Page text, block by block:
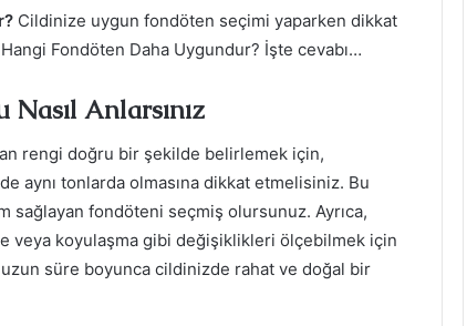
Cildinize uygun fondöten seçimi yaparken dikkat
Fondöten Daha Uygundur? İşte cevabı…
Anlarsınız
rengi doğru bir şekilde belirlemek için,
aynı tonlarda olmasına dikkat etmelisiniz. Bu
fondöteni seçmiş olursunuz. Ayrıca,
veya koyulaşma gibi değişiklikleri ölçebilmek için
süre boyunca cildinizde rahat ve doğal bir